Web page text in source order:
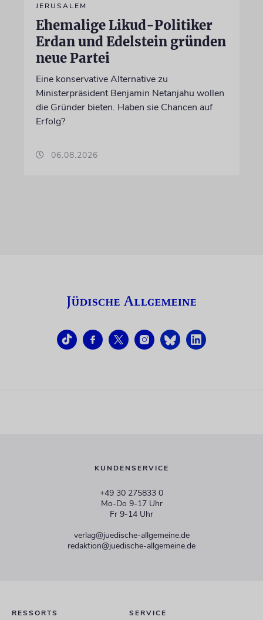
JERUSALEM
Ehemalige Likud-Politiker
Erdan und Edelstein gründen
neue Partei
Eine konservative Alternative zu
Ministerpräsident Benjamin Netanjahu wollen
die Gründer bieten. Haben sie Chancen auf
Erfolg?
06.08.2026
KUNDENSERVICE
+49 30 275833 0
Mo-Do 9-17 Uhr
Fr 9-14 Uhr
verlag@juedische-allgemeine.de
redaktion@juedische-allgemeine.de
RESSORTS SERVICE